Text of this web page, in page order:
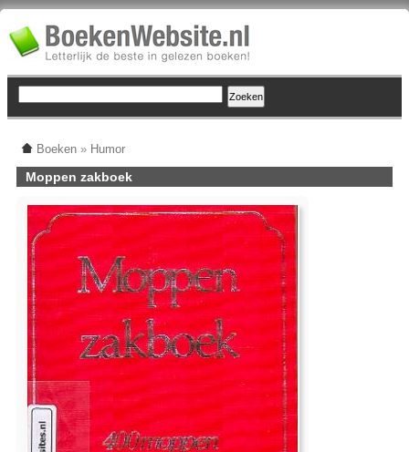
Boeken » Humor
Moppen zakboek